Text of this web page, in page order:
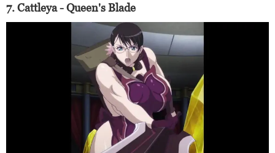
7. Cattleya - Queen's Blade